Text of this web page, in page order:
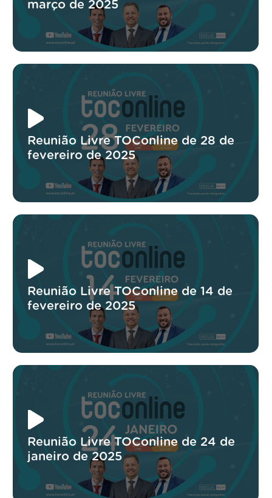
março de 2025
Reunião Livre TOConline de 28 de
fevereiro de 2025
Reunião Livre TOConline de 14 de
fevereiro de 2025
Reunião Livre TOConline de 24 de
janeiro de 2025